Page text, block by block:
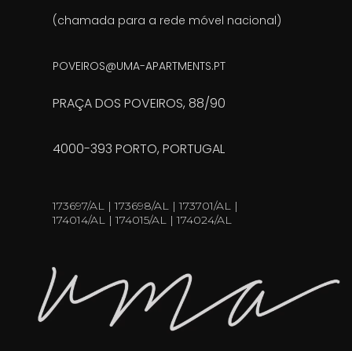
(chamada para a rede móvel nacional)
POVEIROS@UMA-APARTMENTS.PT
PRAÇA DOS POVEIROS, 88/90
4000-393 PORTO, PORTUGAL
173697/AL | 173698/AL | 173701/AL |
174014/AL | 174015/AL | 174024/AL